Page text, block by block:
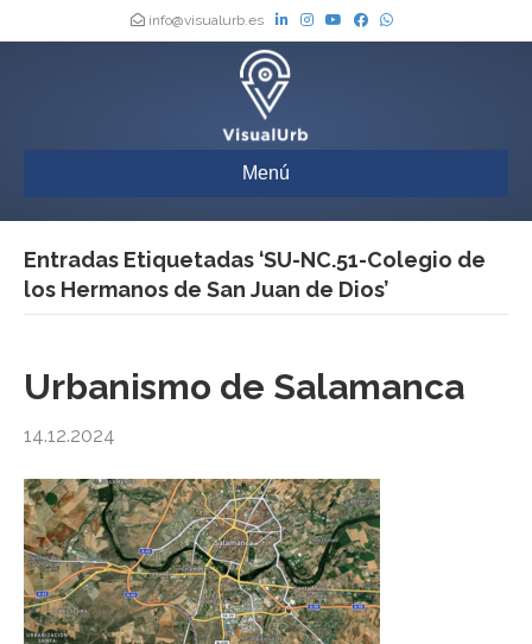
info@visualurb.es
Menú
Entradas Etiquetadas ‘SU-NC.51-Colegio de
los Hermanos de San Juan de Dios’
Urbanismo de Salamanca
14.12.2024